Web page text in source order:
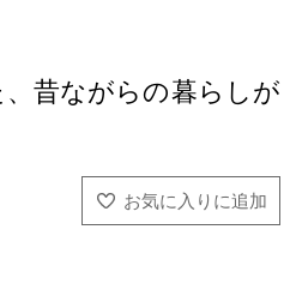
昔ながらの暮らしが